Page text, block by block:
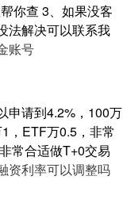
你查 3、如果没客
法解决可以联系我
账号
申请到4.2%，100万
，ETF万0.5，非常
常合适做T+0交易
资利率可以调整吗